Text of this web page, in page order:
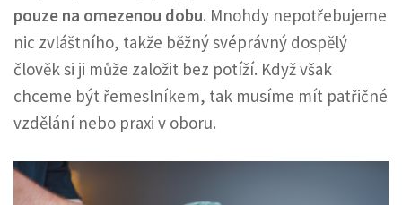
pouze na omezenou dobu. Mnohdy nepotřebujeme
nic zvláštního, takže běžný svéprávný dospělý
člověk si ji může založit bez potíží. Když však
chceme být řemeslníkem, tak musíme mít patřičné
vzdělání nebo praxi v oboru.